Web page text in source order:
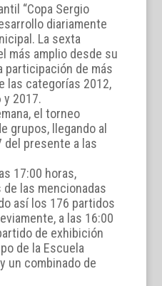
“Copa Sergio
diariamente
La sexta
más amplio desde su
participación de más
las categorías 2012,
y 2017.
el torneo
grupos, llegando al
del presente a las
17:00 horas,
las mencionadas
así los 176 partidos
a las 16:00
de exhibición
de la Escuela
un combinado de